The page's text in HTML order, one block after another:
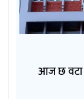
आज छ वटा